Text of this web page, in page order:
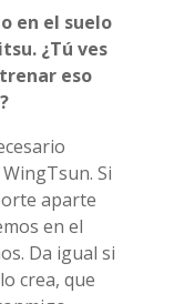
en el suelo
¿Tú ves
eso
Si
aparte
en el
Da igual si
crea, que